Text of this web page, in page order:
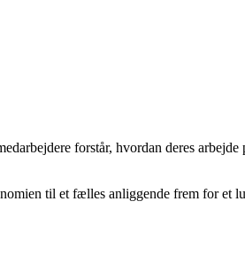
forstår, hvordan deres
til et fælles anliggende frem for et